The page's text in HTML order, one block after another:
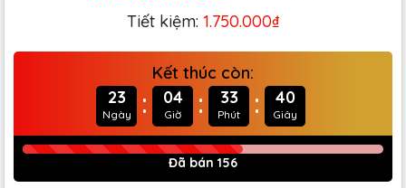
Tiết kiệm: 1.750.000₫
Kết thúc còn:
23
Ngày : 04
Giờ : 33
Phút : 38
Giây
Đã bán 156